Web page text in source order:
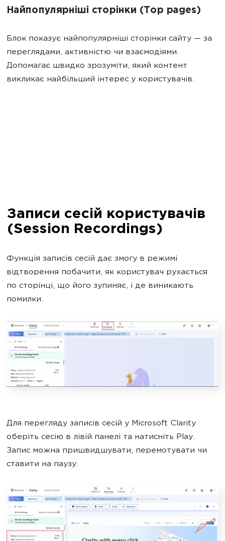
Найпопулярніші сторінки (Top pages)
Блок показує найпопулярніші сторінки сайту — за
переглядами, активністю чи взаємодіями.
Допомагає швидко зрозуміти, який контент
викликає найбільший інтерес у користувачів.
Записи сесій користувачів
(Session Recordings)
Функція записів сесій дає змогу в режимі
відтворення побачити, як користувач рухається
по сторінці, що його зупиняє, і де виникають
помилки.
Для перегляду записів сесій у Microsoft Clarity
оберіть сесію в лівій панелі та натисніть Play.
Запис можна пришвидшувати, перемотувати чи
ставити на паузу.